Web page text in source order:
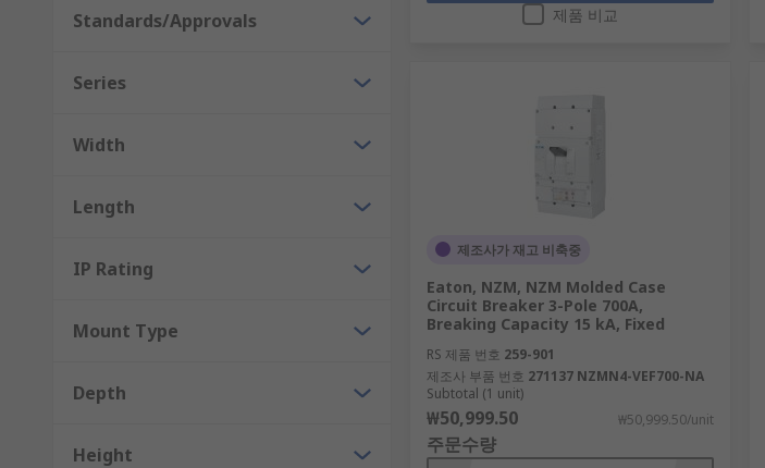
Standards/Approvals
Series
Width
Length
IP Rating
Mount Type
Depth
Height
제품 비교
제조사가 재고 비축중
Eaton, NZM, NZM Molded Case
Circuit Breaker 3-Pole 700A,
Breaking Capacity 15 kA, Fixed
RS 제품 번호 259-901
제조사 부품 번호 271137 NZMN4-VEF700-NA
Subtotal (1 unit)
₩50,999.50 ₩50,999.50/unit
주문수량